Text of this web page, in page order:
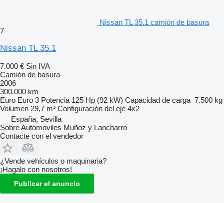
Nissan TL 35.1 camión de basura
7
Nissan TL 35.1
7.000 € Sin IVA
Camión de basura
2006
300.000 km
Euro Euro 3 Potencia 125 Hp (92 kW) Capacidad de carga 7.500 kg
Volumen 29,7 m³ Configuración del eje 4x2
España, Sevilla
Sobre Automoviles Muñoz y Lancharro
Contacte con el vendedor
¿Vende vehículos o maquinaria?
¡Hagalo con nosotros!
Publicar el anuncio